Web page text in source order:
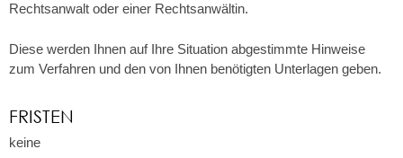
Rechtsanwalt oder einer Rechtsanwältin.
Diese werden Ihnen auf Ihre Situation abgestimmte Hinweise
zum Verfahren und den von Ihnen benötigten Unterlagen geben.
FRISTEN
keine